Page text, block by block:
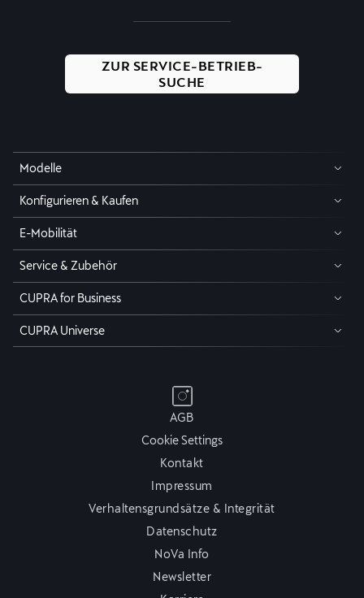
ZUR SERVICE-BETRIEB-
SUCHE
Modelle
Konfigurieren & Kaufen
E-Mobilität
Service & Zubehör
CUPRA for Business
CUPRA Universe
AGB
Cookie Settings
Kontakt
Impressum
Verhaltensgrundsätze & Integrität
Datenschutz
NoVa Info
Newsletter